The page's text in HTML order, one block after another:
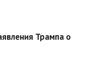
Трампа о